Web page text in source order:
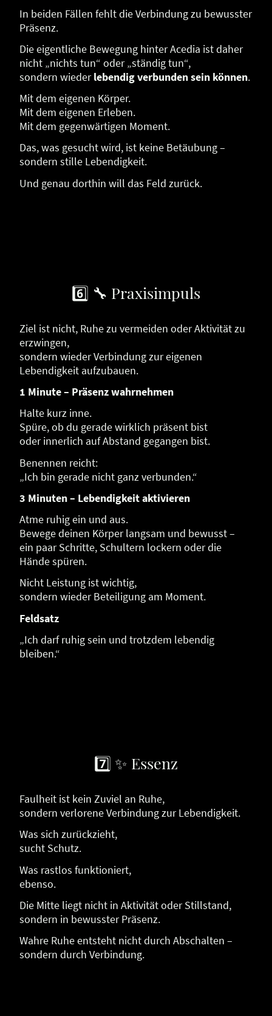
In beiden Fällen fehlt die Verbindung zu bewusster
Präsenz.
Die eigentliche Bewegung hinter Acedia ist daher
nicht „nichts tun“ oder „ständig tun“,
sondern wiederlebendig verbunden sein können.
Mit dem eigenen Körper.
Mit dem eigenen Erleben.
Mit dem gegenwärtigen Moment.
Das, was gesucht wird, ist keine Betäubung –
sondern stille Lebendigkeit.
Und genau dorthin will das Feld zurück.
6️⃣ 🔧 Praxisimpuls
Ziel ist nicht, Ruhe zu vermeiden oder Aktivität zu
erzwingen,
sondern wieder Verbindung zur eigenen
Lebendigkeit aufzubauen.
1 Minute – Präsenz wahrnehmen
Halte kurz inne.
Spüre, ob du gerade wirklich präsent bist
oder innerlich auf Abstand gegangen bist.
Benennen reicht:
„Ich bin gerade nicht ganz verbunden.“
3 Minuten – Lebendigkeit aktivieren
Atme ruhig ein und aus.
Bewege deinen Körper langsam und bewusst –
ein paar Schritte, Schultern lockern oder die
Hände spüren.
Nicht Leistung ist wichtig,
sondern wieder Beteiligung am Moment.
Feldsatz
„Ich darf ruhig sein und trotzdem lebendig
bleiben.“
7️⃣ ✨ Essenz
Faulheit ist kein Zuviel an Ruhe,
sondern verlorene Verbindung zur Lebendigkeit.
Was sich zurückzieht,
sucht Schutz.
Was rastlos funktioniert,
ebenso.
Die Mitte liegt nicht in Aktivität oder Stillstand,
sondern in bewusster Präsenz.
Wahre Ruhe entsteht nicht durch Abschalten –
sondern durch Verbindung.